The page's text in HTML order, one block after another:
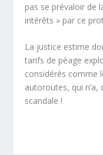
pas se prévaloir de
intérêts » par ce
La justice estime
tarifs de péage
considérés comme
autoroutes, qui
scandale !